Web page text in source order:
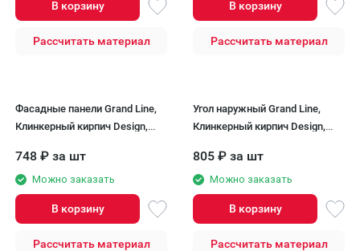
В корзину
Рассчитать материал
В корзину
Рассчитать материал
Фасадные панели Grand Line,
Клинкерный кирпич Design,
748 ₽ за шт
Можно заказать
В корзину
Рассчитать материал
Угол наружный Grand Line,
Клинкерный кирпич Design,
805 ₽ за шт
Можно заказать
В корзину
Рассчитать материал